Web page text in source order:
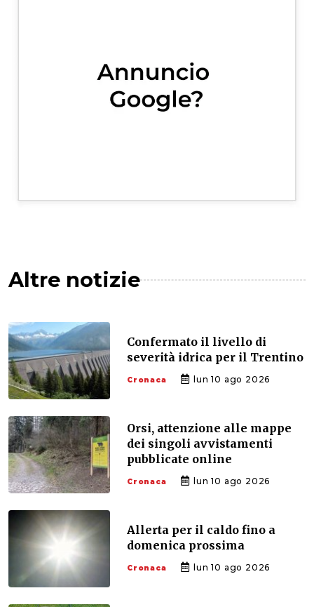
Altre notizie
Confermato il livello di
severità idrica per il Trentino
Cronaca lun 10 ago 2026
Orsi, attenzione alle mappe
dei singoli avvistamenti
pubblicate online
Cronaca lun 10 ago 2026
Allerta per il caldo fino a
domenica prossima
Cronaca lun 10 ago 2026